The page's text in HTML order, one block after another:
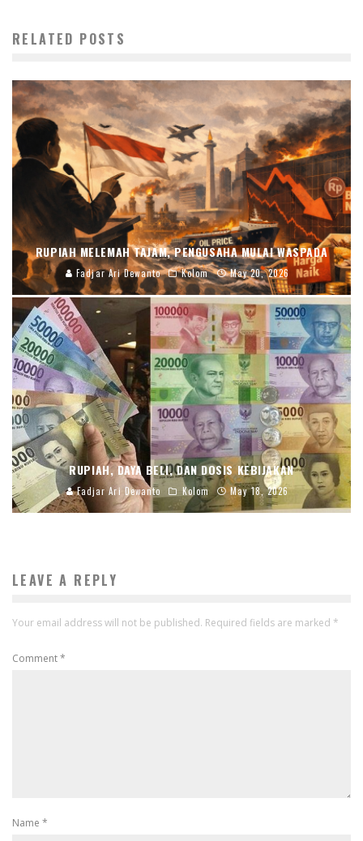
RELATED POSTS
RUPIAH MELEMAH TAJAM, PENGUSAHA MULAI WASPADA
Fadjar Ari Dewanto Kolom May 20, 2026
RUPIAH, DAYA BELI, DAN DOSIS KEBIJAKAN
Fadjar Ari Dewanto Kolom May 18, 2026
LEAVE A REPLY
Your email address will not be published. Required fields are marked *
Comment*
Name *